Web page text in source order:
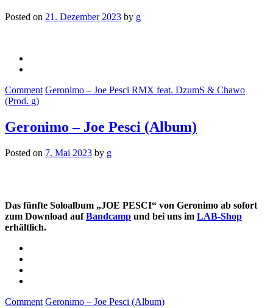
Posted on 21. Dezember 2023 by g
Comment Geronimo – Joe Pesci RMX feat. DzumS & Chawo
(Prod. g)
Geronimo – Joe Pesci (Album)
Posted on 7. Mai 2023 by g
Das fünfte Soloalbum „JOE PESCI“ von Geronimo ab sofort
zum Download aufBandcamp und bei uns im LAB-Shop
erhältlich.
Comment Geronimo – Joe Pesci (Album)